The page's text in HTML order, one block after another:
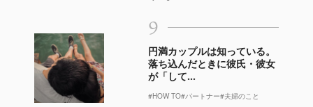
9
円満カップルは知っている。
落ち込んだときに彼氏・彼女
が「して...
#HOW TO#パートナー#夫婦のこと